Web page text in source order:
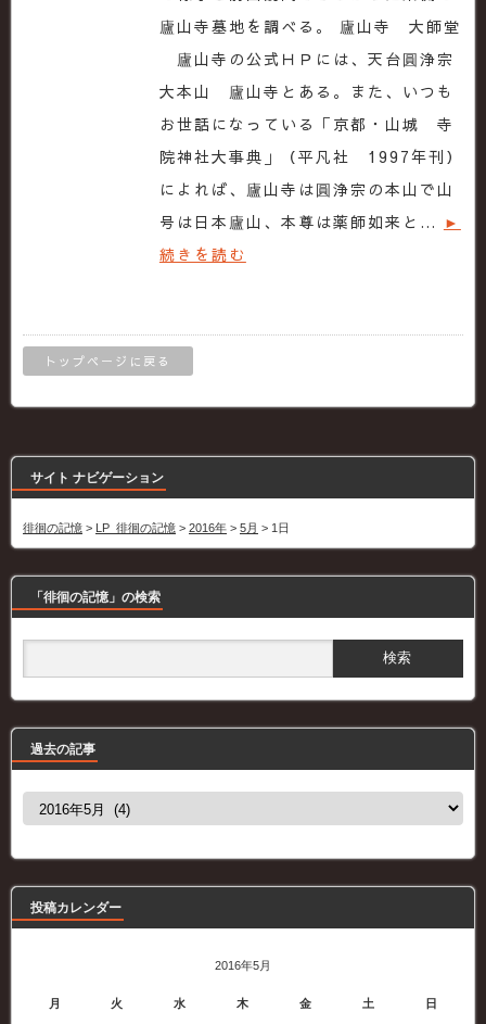
廬山寺墓地を調べる。 廬山寺 大師堂
廬山寺の公式ＨＰには、天台圓浄宗
大本山 廬山寺とある。また、いつも
お世話になっている「京都・山城 寺
院神社大事典」（平凡社 1997年刊）
によれば、廬山寺は圓浄宗の本山で山
号は日本廬山、本尊は薬師如来と… ►
続きを読む
トップページに戻る
サイト ナビゲーション
徘徊の記憶 > LP_徘徊の記憶 > 2016年 > 5月 > 1日
「徘徊の記憶」の検索
過去の記事
過
事
投稿カレンダー
2016年5月
月 火 水 木 金 土 日